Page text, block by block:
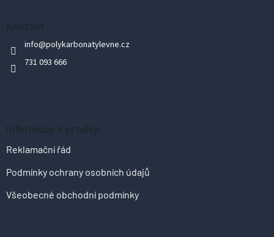
Kontakt
info@polykarbonatylevne.cz
731 093 666
Informace k prodeji
Reklamační řád
Podmínky ochrany osobních údajů
Všeobecné obchodní podmínky